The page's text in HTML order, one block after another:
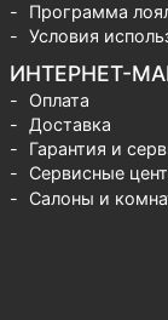
Программа
Условия
ИНТЕРНЕТ-
Оплата
Доставка
Гарантия и
Сервисные
Салоны и